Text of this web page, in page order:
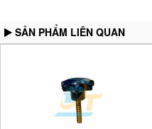
SẢN PHẨM LIÊN QUAN